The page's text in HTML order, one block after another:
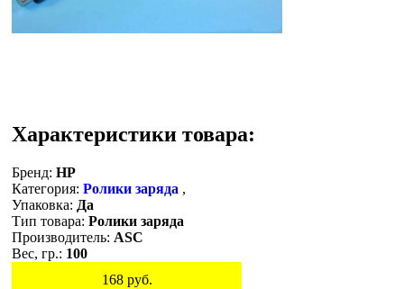
Характеристики товара:
Бренд: HP
Категория: Ролики заряда ,
Упаковка: Да
Тип товара: Ролики заряда
Производитель: ASC
Вес, гр.: 100
168руб.